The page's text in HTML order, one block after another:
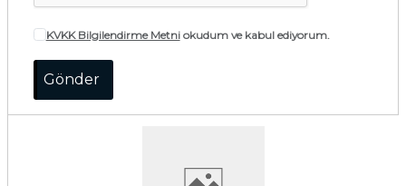
KVKK Bilgilendirme Metniokudum ve kabul ediyorum.